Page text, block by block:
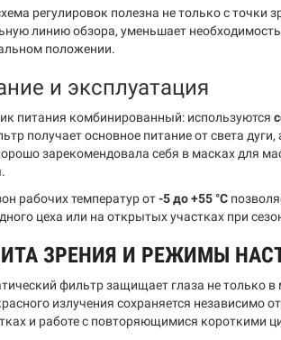
регулировок полезна не только с
линию обзора, уменьшает
положении.
и эксплуатация
питания комбинированный: используются
получает основное питание от света
зарекомендовала себя в масках для
рабочих температур от-5 до +55 °C
цеха или на открытых участках при
ЗРЕНИЯ И РЕЖИМЫ
фильтр защищает глаза не только
излучения сохраняется независимо
и работе с повторяющимися короткими